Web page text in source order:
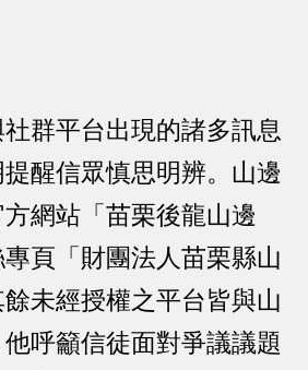
群平台出現的諸多訊息
醒信眾慎思明辨。山邊
網站「苗栗後龍山邊
頁「財團法人苗栗縣山
未經授權之平台皆與山
呼籲信徒面對爭議議題